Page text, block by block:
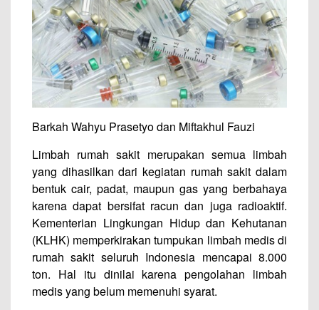
Barkah Wahyu Prasetyo dan Miftakhul Fauzi
Limbah rumah sakit merupakan semua limbah
yang dihasilkan dari kegiatan rumah sakit dalam
bentuk cair, padat, maupun gas yang berbahaya
karena dapat bersifat racun dan juga radioaktif.
Kementerian Lingkungan Hidup dan Kehutanan
(KLHK) memperkirakan tumpukan limbah medis di
rumah sakit seluruh Indonesia mencapai 8.000
ton. Hal itu dinilai karena pengolahan limbah
medis yang belum memenuhi syarat.